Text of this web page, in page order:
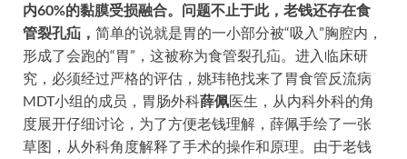
内60%的黏膜受损融合。问题不止于此，老钱还存在食
管裂孔疝， 简单的说就是胃的一小部分被“吸入”胸腔内，
形成了会跑的“胃”，这被称为食管裂孔疝。进入临床研
究，必须经过严格的评估，姚玮艳找来了胃食管反流病
MDT小组的成员，胃肠外科薛佩医生，从内科外科的角
度展开仔细讨论，为了方便老钱理解，薛佩手绘了一张
草图，从外科角度解释了手术的操作和原理。由于老钱